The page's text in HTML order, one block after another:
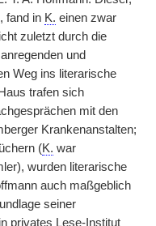
fand in K. einen zwar
zuletzt durch die
und
Weg ins literarische
trafen sich
mit den
Krankenanstalten;
(K. war
wurden literarische
auch maßgeblich
seiner
privates Lese-Institut